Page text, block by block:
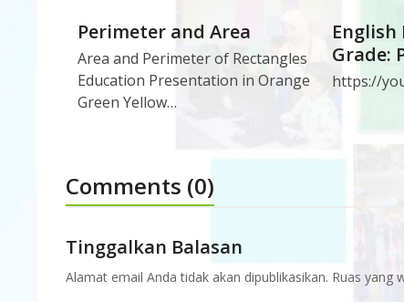
Perimeter and Area
Area and Perimeter of Rectangles
Education Presentation in Orange
Green Yellow…
Grade:
https://
Comments (0)
Tinggalkan Balasan
Alamat email Anda tidak akan dipublikasikan. Ruas yang